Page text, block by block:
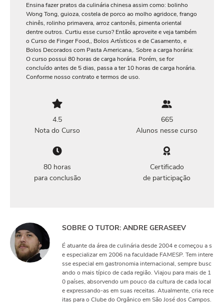
Ensina fazer pratos da culinária chinesa assim como: bolinho
Wong Tong, guioza, costela de porco ao molho agridoce, frango
chinês, rolinho primavera, arroz cantonês, pimenta oriental
dentre outros. Curtiu esse curso? Então aproveite e veja também
o Curso de Finger Food,, Bolos Artísticos e de Casamento, e
Bolos Decorados com Pasta Americana,. Sobre a carga horária:
O curso possui 80 horas de carga horária. Porém, se for
concluído antes de 5 dias, passa a ter 10 horas de carga horária.
Conforme nosso contrato e termos de uso.
4.5
Nota do Curso
665
Alunos nesse curso
80 horas
para conclusão
Certificado
de participação
SOBRE O TUTOR: ANDRE GERASEEV
É atuante da área de culinária desde 2004 e começou a s
e especializar em 2006 na faculdade FAMESP. Tem intere
sse especial em gastronomia internacional, sempre busc
ando o mais típico de cada região. Viajou para mais de 1
0 países, absorvendo um pouco da cultura de cada local
e expressando-as em suas receitas. Atualmente, cria rece
itas para o Clube do Orgânico em São José dos Campos.